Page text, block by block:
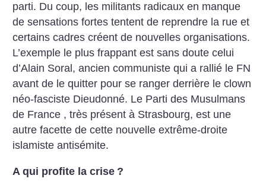
parti. Du coup, les militants radicaux en manque
de sensations fortes tentent de reprendre la rue et
certains cadres créent de nouvelles organisations.
L’exemple le plus frappant est sans doute celui
d’Alain Soral, ancien communiste qui a rallié le FN
avant de le quitter pour se ranger derrière le clown
néo-fasciste Dieudonné. Le Parti des Musulmans
de France , très présent à Strasbourg, est une
autre facette de cette nouvelle extrême-droite
islamiste antisémite.
A qui profite la crise ?